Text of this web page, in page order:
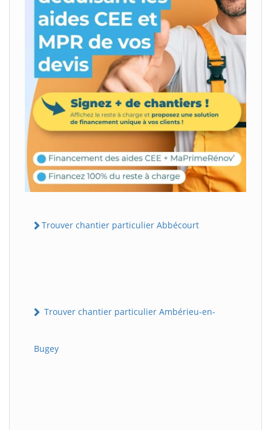
Trouver chantier particulier Abbécourt
Trouver chantier particulier Ambérieu-en-
Bugey